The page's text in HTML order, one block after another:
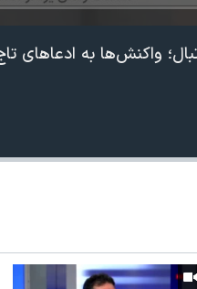
240p
واکنش‌ها به ادعاهای